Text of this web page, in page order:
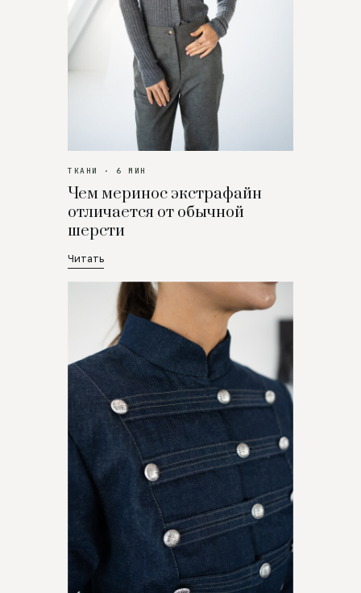
ТКАНИ · 6 МИН
Чем меринос экстрафайн
отличается от обычной
шерсти
Читать